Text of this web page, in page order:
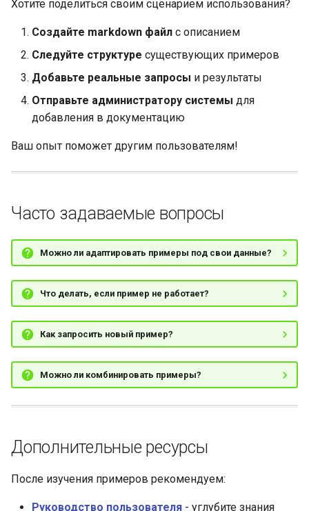
Хотите поделиться своим сценарием использования?
Создайте markdown файл с описанием
Следуйте структуре существующих примеров
Добавьте реальные запросы и результаты
Отправьте администратору системы для
добавления в документацию
Ваш опыт поможет другим пользователям!
Часто задаваемые вопросы
Можно ли адаптировать примеры под свои данные?
Что делать, если пример не работает?
Как запросить новый пример?
Можно ли комбинировать примеры?
Дополнительные ресурсы
После изучения примеров рекомендуем:
Руководство пользователя - углубите знания